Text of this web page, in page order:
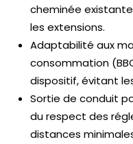
cheminée
les extensions.
Adaptabilité aux
consommation
dispositif, évitant
Sortie de conduit
du respect des
distances